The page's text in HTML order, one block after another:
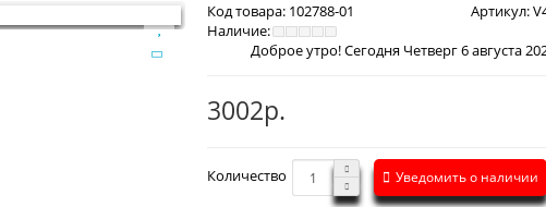
Код товара: 102788-01 Артикул:
Наличие:
3002р.
Количество Уведомить о наличии